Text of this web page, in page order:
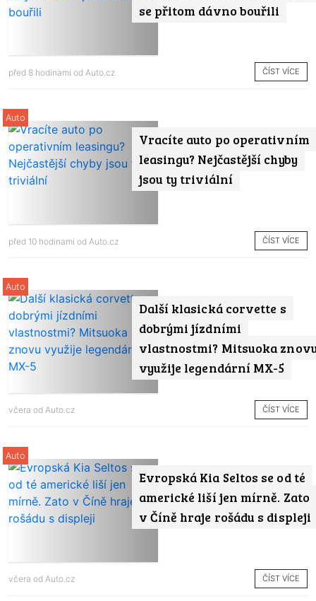
se přitom dávno bouřili
před 8 hodinami od Auto.cz ČÍST VÍCE
Vracíte auto po operativním
leasingu? Nejčastější chyby
jsou ty triviální
Auto
před 10 hodinami od Auto.cz ČÍST VÍCE
Další klasická corvette s
dobrými jízdními
vlastnostmi? Mitsuoka
využije legendární MX-5
Auto
včera od Auto.cz ČÍST VÍCE
Evropská Kia Seltos se od té
americké liší jen mírně. Zato
v Číně hraje rošádu s displeji
Auto
včera od Auto.cz ČÍST VÍCE